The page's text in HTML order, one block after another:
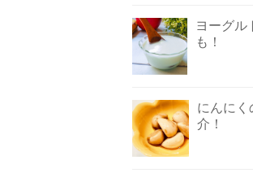
ヨーグル
も！
にんに
介！